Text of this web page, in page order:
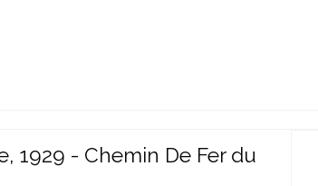
1929 - Chemin De Fer du